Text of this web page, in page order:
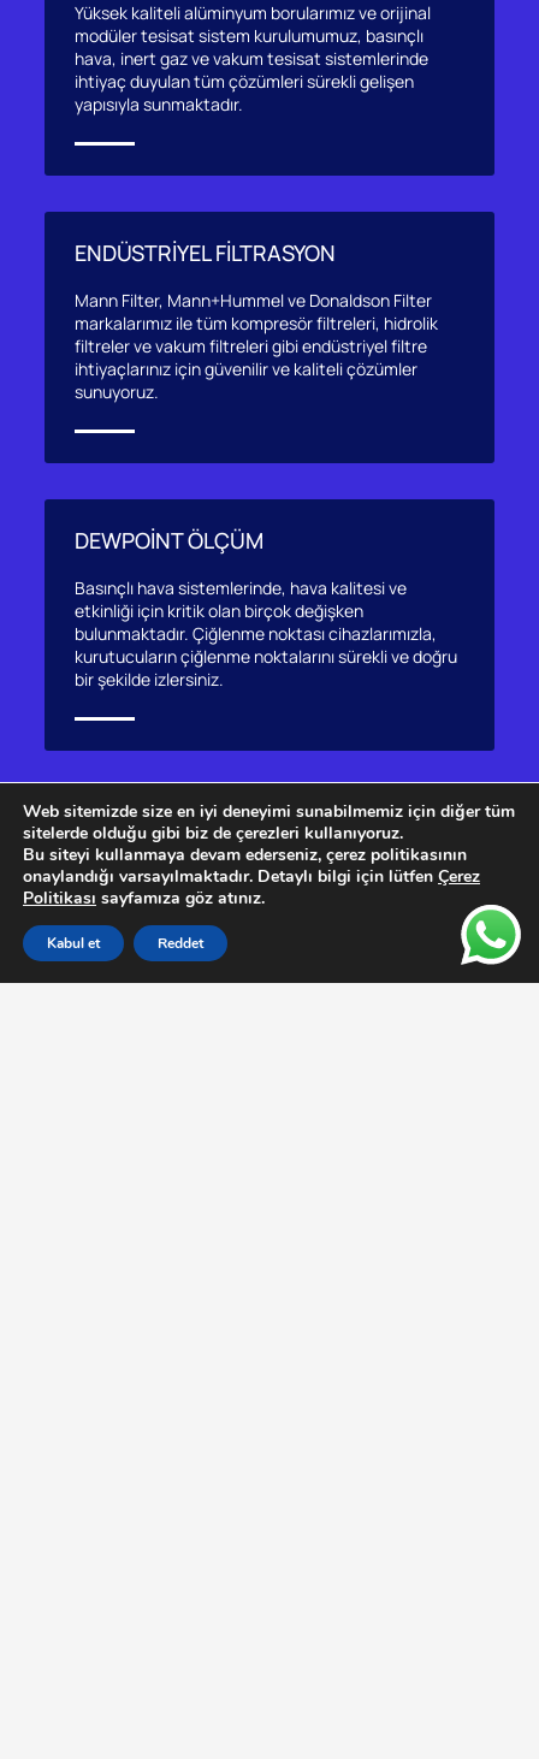
Yüksek kaliteli alüminyum borularımız ve orijinal
modüler tesisat sistem kurulumumuz, basınçlı
hava, inert gaz ve vakum tesisat sistemlerinde
ihtiyaç duyulan tüm çözümleri sürekli gelişen
yapısıyla sunmaktadır.
ENDÜSTRİYEL FİLTRASYON
Mann Filter, Mann+Hummel ve Donaldson Filter
markalarımız ile tüm kompresör filtreleri, hidrolik
filtreler ve vakum filtreleri gibi endüstriyel filtre
ihtiyaçlarınız için güvenilir ve kaliteli çözümler
sunuyoruz.
DEWPOİNT ÖLÇÜM
Basınçlı hava sistemlerinde, hava kalitesi ve
etkinliği için kritik olan birçok değişken
bulunmaktadır. Çiğlenme noktası cihazlarımızla,
kurutucuların çiğlenme noktalarını sürekli ve doğru
bir şekilde izlersiniz.
OTOMATİK TAHLİYE
Otomatik tahliye elemanları, basınçlı hava
sisteminizde güvenilir bir kondens deşarjı
sağlarken, basınç kaybını önler. Kondens yönetimi
çözümlerimizle, güvenli bir şekilde basınçlı hava
kirletici maddelerin deşarjını gerçekleştirin.
Web sitemizde size en iyi deneyimi sunabilmemiz için diğer tüm
sitelerde olduğu gibi biz de çerezleri kullanıyoruz.
Bu siteyi kullanmaya devam ederseniz, çerez politikasının
onaylandığı varsayılmaktadır. Detaylı bilgi için lütfen Çerez
Politikası sayfamıza göz atınız.
Kabul et Reddet